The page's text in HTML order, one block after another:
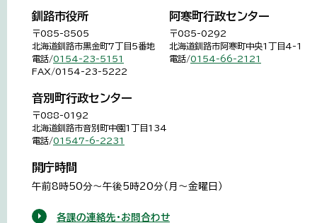
釧路市役所
〒085-8505
北海道釧路市黒金町7丁目5番地
電話/0154-23-5151
FAX/0154-23-5222
阿寒町行政センター
〒085-0292
北海道釧路市阿寒町中央1丁目4-1
電話/0154-66-2121
音別町行政センター
〒088-0192
北海道釧路市音別町中園1丁目134
電話/01547-6-2231
開庁時間
午前8時50分～午後5時20分（月～金曜日）
各課の連絡先・お問合わせ